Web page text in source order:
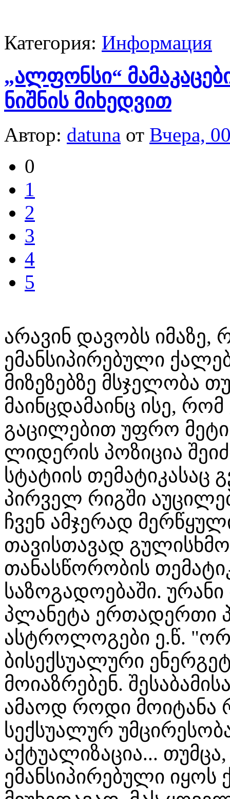
Категория: Информация
„ალფონსი“
ნიშნის მიხედვით
Автор: datuna от Вчера,
0
1
2
3
4
5
არავინ დავობს იმაზე,
ემანსიპირებული
მიზეზებზე მსჯელობა
მაინცდამაინც ისე,
გაცილებით უფრო
ლიდერის პოზიცია
სტატიის თემატიკასაც
პირველ რიგში
ჩვენ ამჯერად
თავისთავად
თანასწორობის
საზოგადოებაში.
პლანეტა ერთადერთი
ასტროლოგები ე.წ.
ბისექსუალური
მოიაზრებენ.
ამაოდ როდი მოიტანა
სექსუალურ
აქტუალიზაცია...
ემანსიპირებული იყოს